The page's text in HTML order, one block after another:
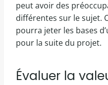
peut avoir des
différentes sur le sujet.
pourra jeter les bases
pour la suite du projet.
Évaluer la